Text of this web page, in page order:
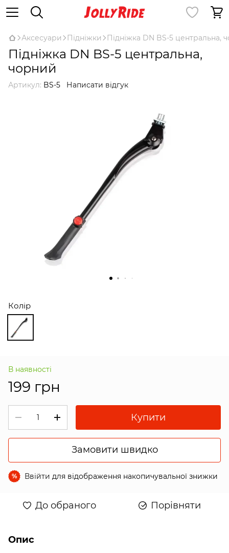
Аксесуари Підніжки Підніжка DN BS-5 центральна,
Підніжка DN BS-5 центральна,
чорний
Артикул: BS-5 Написати відгук
Колір
В наявності
199 грн
Купити
Замовити швидко
% Ввійти для відображення накопичувальної знижки
До обраного Порівняти
Опис